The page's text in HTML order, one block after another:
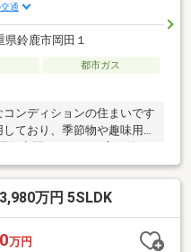
通
県鈴鹿市岡田１
都市ガス
ンディションの住まいです
ており、季節物や趣味用
住空間をすっきり広く使え
力です♪◎立地は牧田小学校
環境・通学も安心♪
万円 5SLDK
万円